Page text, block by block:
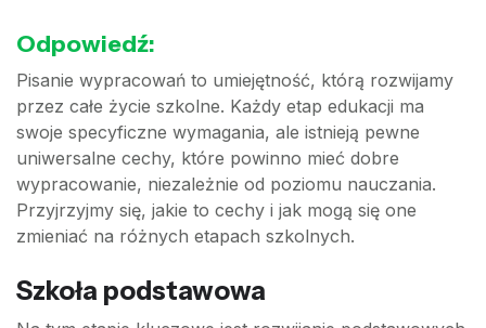
Odpowiedź:
Pisanie wypracowań to umiejętność, którą rozwijamy
przez całe życie szkolne. Każdy etap edukacji ma
swoje specyficzne wymagania, ale istnieją pewne
uniwersalne cechy, które powinno mieć dobre
wypracowanie, niezależnie od poziomu nauczania.
Przyjrzyjmy się, jakie to cechy i jak mogą się one
zmieniać na różnych etapach szkolnych.
Szkoła podstawowa